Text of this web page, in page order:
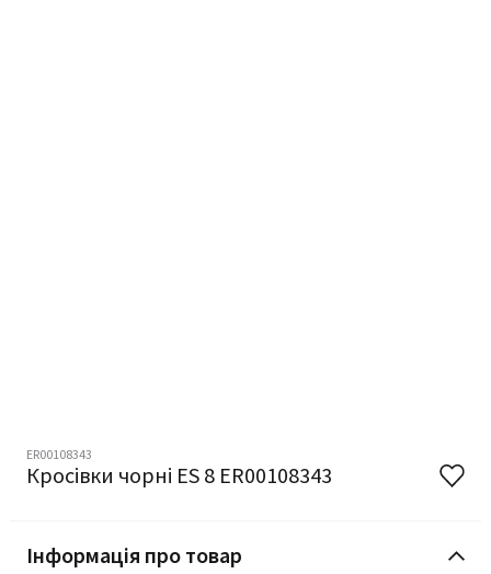
ER00108343
Кросівки чорні ES 8 ER00108343
Інформація про товар